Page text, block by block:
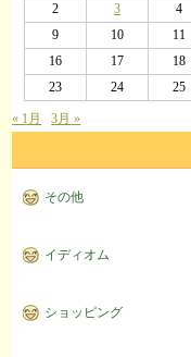
2
3 4
9
10 11
16
17 18
23
24 25
« 1月 3月 »
その他
イディオム
ショッピング